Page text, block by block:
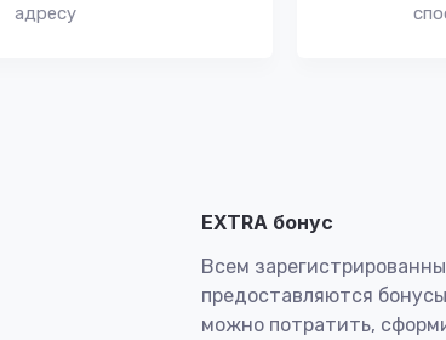
адресу
EXTRA бонус
Всем
предоставляются
можно потратить,